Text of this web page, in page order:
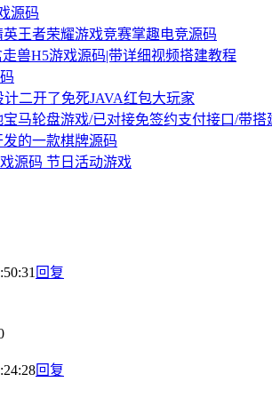
源码
英王者荣耀游戏竞赛掌趣电竞源码
兽H5游戏源码|带详细视频搭建教程
二开了免死JAVA红包大玩家
马轮盘游戏/已对接免签约支付接口/带搭
发的一款棋牌源码
源码 节日活动游戏
回复
回复